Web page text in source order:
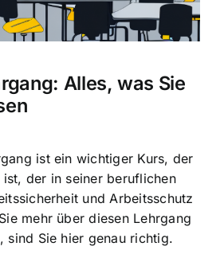
Alles, was Sie
ist ein wichtiger Kurs, der
der in seiner beruflichen
und Arbeitsschutz
mehr über diesen Lehrgang
sind Sie hier genau richtig.